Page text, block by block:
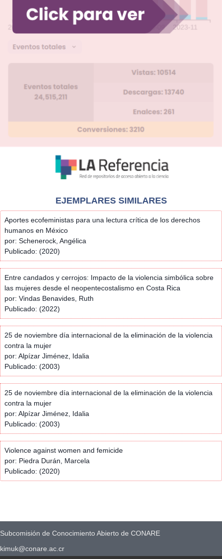
EJEMPLARES SIMILARES
Aportes ecofeministas para una lectura crítica de los derechos
humanos en México
por: Schenerock, Angélica
Publicado: (2020)
Entre candados y cerrojos: Impacto de la violencia simbólica sobre
las mujeres desde el neopentecostalismo en Costa Rica
por: Vindas Benavides, Ruth
Publicado: (2022)
25 de noviembre día internacional de la eliminación de la violencia
contra la mujer
por: Alpízar Jiménez, Idalia
Publicado: (2003)
25 de noviembre día internacional de la eliminación de la violencia
contra la mujer
por: Alpízar Jiménez, Idalia
Publicado: (2003)
Violence against women and femicide
por: Piedra Durán, Marcela
Publicado: (2020)
Subcomisión de Conocimiento Abierto de CONARE
kimuk@conare.ac.cr